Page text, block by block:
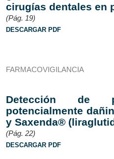
cirugías dentales en
(Pág. 19)
DESCARGAR PDF
FARMACOVIGILANCIA
Detección de
potencialmente
y Saxenda®
(Pág. 22)
DESCARGAR PDF